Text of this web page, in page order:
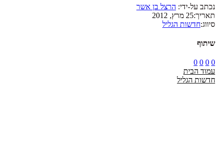
נכתב על-ידי: הרצל בן אשר
תאריך:25 מרץ, 2012
סיווג:חדשות הגליל
שיתוף
0
0
0
0
עמוד הבית
חדשות הגליל